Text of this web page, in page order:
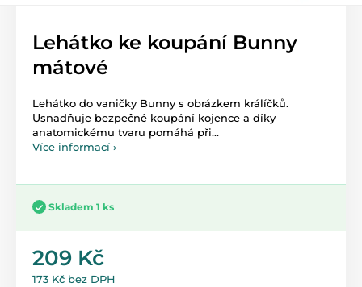
Lehátko ke koupání Bunny
mátové
Lehátko do vaničky Bunny s obrázkem králíčků.
Usnadňuje bezpečné koupání kojence a díky
anatomickému tvaru pomáhá při...
Více informací ›
Skladem 1 ks
209 Kč
173 Kč bez DPH